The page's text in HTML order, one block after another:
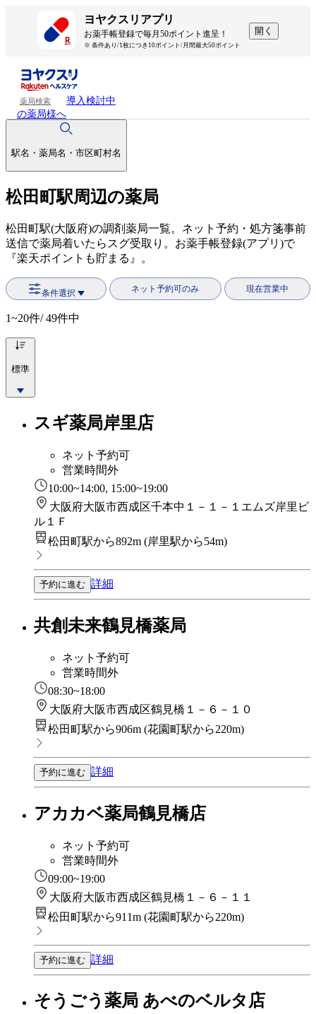
ヨヤクスリアプリ
お薬手帳登録で毎月50ポイント進呈！
※ 条件あり/1枚につき10ポイント/月間最大50ポイント
開く
薬局検索
導入検討中
の薬局様へ
駅名・薬局名・市区町村名
松田町駅周辺の薬局
松田町駅(大阪府)の調剤薬局一覧。ネット予約・処方箋事前
送信で薬局着いたらスグ受取り。お薬手帳登録(アプリ)で
『楽天ポイントも貯まる』。
条件選択 ネット予約可のみ 現在営業中
1~20件/ 49件中
標準
スギ薬局岸里店
ネット予約可
営業時間外
10:00~14:00, 15:00~19:00
大阪府大阪市西成区千本中１－１－１エムズ岸里ビ
ル１Ｆ
松田町駅から892m (岸里駅から54m)
予約に進む 詳細
共創未来鶴見橋薬局
ネット予約可
営業時間外
08:30~18:00
大阪府大阪市西成区鶴見橋１－６－１０
松田町駅から906m (花園町駅から220m)
予約に進む 詳細
アカカベ薬局鶴見橋店
ネット予約可
営業時間外
09:00~19:00
大阪府大阪市西成区鶴見橋１－６－１１
松田町駅から911m (花園町駅から220m)
予約に進む 詳細
そうごう薬局 あべのベルタ店